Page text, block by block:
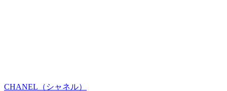
CHANEL（シャネル）